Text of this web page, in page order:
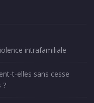
intrafamiliale
t-elles sans cesse
?